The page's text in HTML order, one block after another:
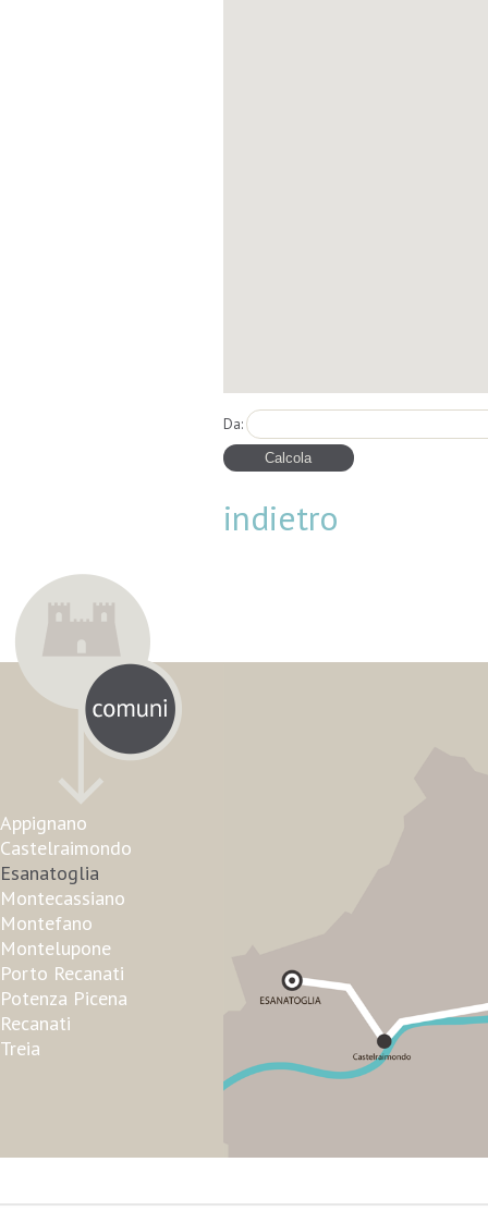
Da:
indietro
Appignano
Castelraimondo
Esanatoglia
Montecassiano
Montefano
Montelupone
Porto Recanati
Potenza Picena
Recanati
Treia